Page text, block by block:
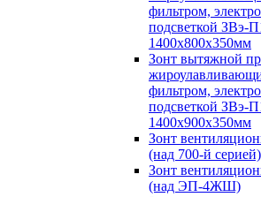
фильтром,
подсветкой ЗВэ-
1400х800х350мм
Зонт вытяжной
фильтром,
подсветкой ЗВэ-
1400х900х350мм
Зонт
(над 700-й серией)
Зонт
(над ЭП-4ЖШ)